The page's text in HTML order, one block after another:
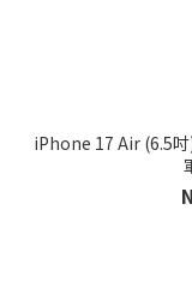
iPhone 17 Air (6.5